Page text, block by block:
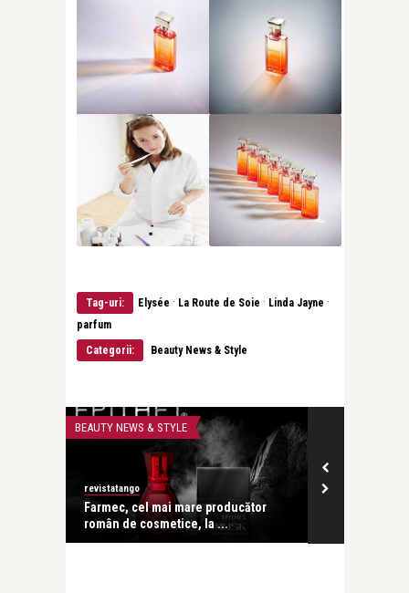
Tag-uri: Elysée · La Route de Soie · Linda Jayne ·
parfum
Categorii:
Beauty News & Style
BEAUTY NEWS & STYLE
revistatango
Farmec, cel mai mare producător
român de cosmetice, la ...